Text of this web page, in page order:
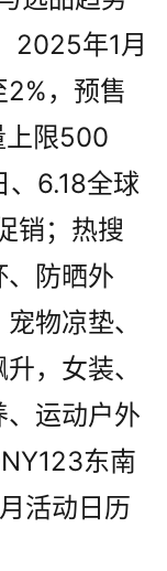
2025年1月
，预售
上限500
、6.18全球
销；热搜
、防晒外
物凉垫、
，女装、
运动户外
东南
活动日历